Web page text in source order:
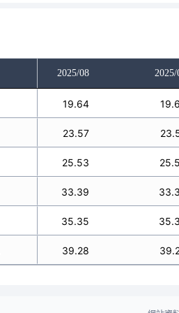
2025/08 2025/
19.64
23.57
25.53
33.39
35.35
39.28